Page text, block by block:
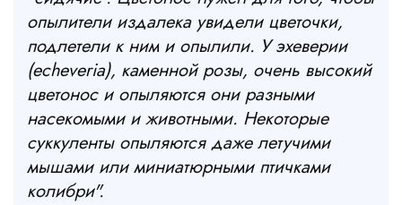
опылители издалека увидели цветочки,
подлетели к ним и опылили. У эхеверии
(echeveria), каменной розы, очень высокий
цветонос и опыляются они разными
насекомыми и животными. Некоторые
суккуленты опыляются даже летучими
мышами или миниатюрными птичками
колибри".